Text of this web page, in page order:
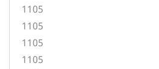
1105
1105
1105
1105